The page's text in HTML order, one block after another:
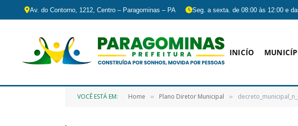
Av. do Contorno, 1212, Centro – Paragominas – PA Seg. a sexta. de 08:00 às 12:00 e
INICÍO
VOCÊ ESTÁ EM: Home » Plano Diretor Municipal »